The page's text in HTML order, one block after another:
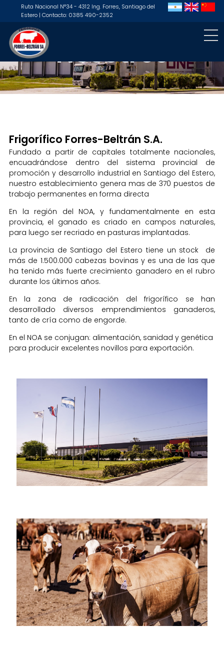
Ruta Nacional N°34 - 4312 Ing. Forres, Santiago del
Estero | Contacto: 0385 490-2352
Nosotros
Frigorífico Forres-Beltrán S.A.
Fundado a partir de capitales totalmente nacionales,
encuadrándose dentro del sistema provincial de
promoción y desarrollo industrial en Santiago del Estero,
nuestro establecimiento genera mas de 370 puestos de
trabajo permanentes en forma directa
En la región del NOA, y fundamentalmente en esta
provincia, el ganado es criado en campos naturales,
para luego ser recriado en pasturas implantadas.
La provincia de Santiago del Estero tiene un stock de
más de 1.500.000 cabezas bovinas y es una de las que
ha tenido más fuerte crecimiento ganadero en el rubro
durante los últimos años.
En la zona de radicación del frigorífico se han
desarrollado diversos emprendimientos ganaderos,
tanto de cría como de engorde.
En el NOA se conjugan: alimentación, sanidad y genética
para producir excelentes novillos para exportación.